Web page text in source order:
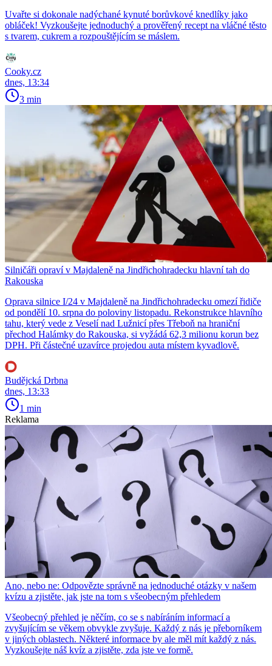
Uvařte si dokonale nadýchané kynuté borůvkové knedlíky jako
obláček! Vyzkoušejte jednoduchý a prověřený recept na vláčné těsto
s tvarem, cukrem a rozpouštějícím se máslem.
Cooky.cz
dnes, 13:34
3 min
Silničáři opraví v Majdaleně na Jindřichohradecku hlavní tah do
Rakouska
Oprava silnice I/24 v Majdaleně na Jindřichohradecku omezí řidiče
od pondělí 10. srpna do poloviny listopadu. Rekonstrukce hlavního
tahu, který vede z Veselí nad Lužnicí přes Třeboň na hraniční
přechod Halámky do Rakouska, si vyžádá 62,3 milionu korun bez
DPH. Při částečné uzavírce projedou auta místem kyvadlově.
Budějcká Drbna
dnes, 13:33
1 min
Reklama
Ano, nebo ne: Odpovězte správně na jednoduché otázky v našem
kvízu a zjistěte, jak jste na tom s všeobecným přehledem
Všeobecný přehled je něčím, co se s nabíráním informací a
zvyšujícím se věkem obvykle zvyšuje. Každý z nás je přeborníkem
v jiných oblastech. Některé informace by ale měl mít každý z nás.
Vyzkoušejte náš kvíz a zjistěte, zda jste ve formě.